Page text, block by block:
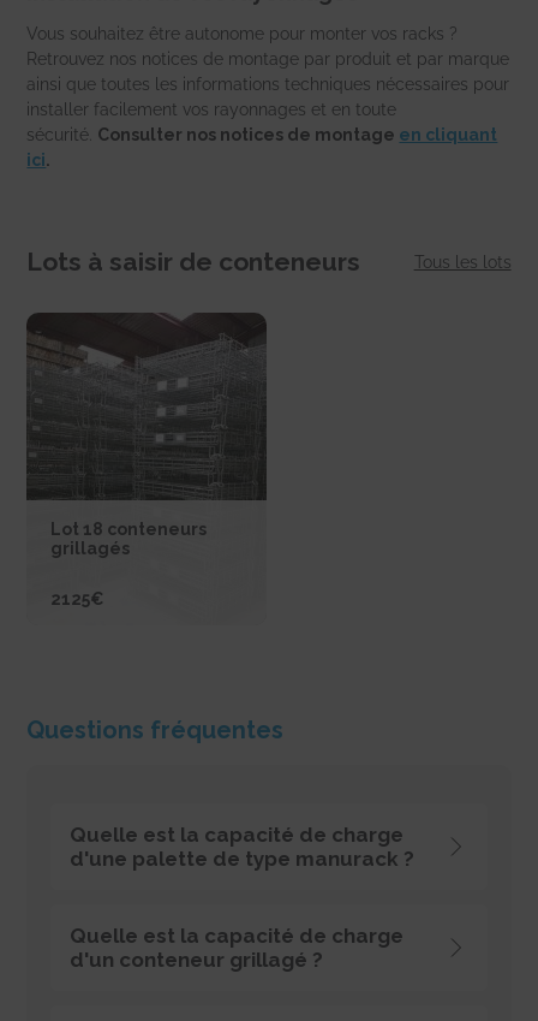
Vous souhaitez être autonome pour monter vos racks ?
Retrouvez nos notices de montage par produit et par marque
ainsi que toutes les informations techniques nécessaires pour
installer facilement vos rayonnages et en toute
sécurité. Consulter nos notices de montage en cliquant
ici.
Lots à saisir de conteneurs Tous les lots
Lot 18 conteneurs
grillagés
2125€
J'ACHÈTE
Questions fréquentes
Quelle est la capacité de charge
d'une palette de type manurack ?
de 500 ou 1000 Kg et les manuracks doubles une
charge de 1000 ou 2000 Kg selon les 4 standards de
Quelle est la capacité de charge
d'un conteneur grillagé ?